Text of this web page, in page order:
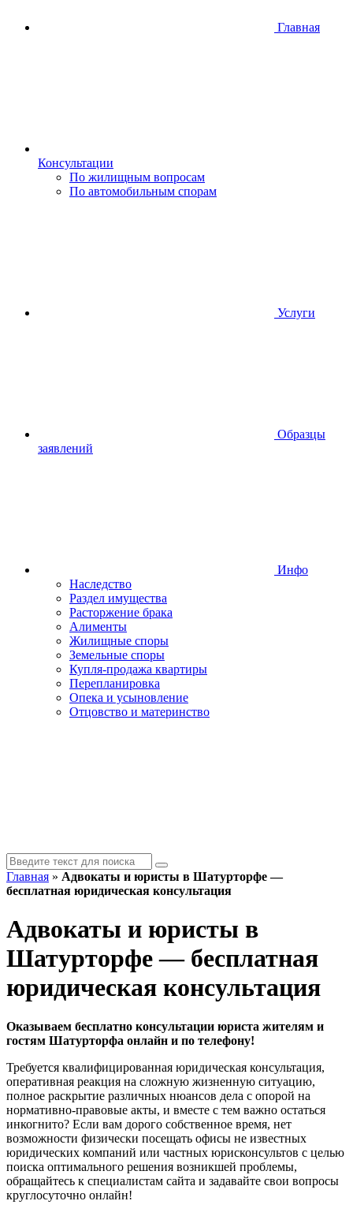
Главная
Консультации
По жилищным вопросам
По автомобильным спорам
Услуги
Образцы
заявлений
Инфо
Наследство
Раздел имущества
Расторжение брака
Алименты
Жилищные споры
Земельные споры
Купля-продажа квартиры
Перепланировка
Опека и усыновление
Отцовство и материнство
Главная » Адвокаты и юристы в Шатурторфе —
бесплатная юридическая консультация
Адвокаты и юристы в
Шатурторфе — бесплатная
юридическая консультация
Оказываем бесплатно консультации юриста жителям и
гостям Шатурторфа онлайн и по телефону!
Требуется квалифицированная юридическая консультация,
оперативная реакция на сложную жизненную ситуацию,
полное раскрытие различных нюансов дела с опорой на
нормативно-правовые акты, и вместе с тем важно остаться
инкогнито? Если вам дорого собственное время, нет
возможности физически посещать офисы не известных
юридических компаний или частных юрисконсультов с целью
поиска оптимального решения возникшей проблемы,
обращайтесь к специалистам сайта и задавайте свои вопросы
круглосуточно онлайн!